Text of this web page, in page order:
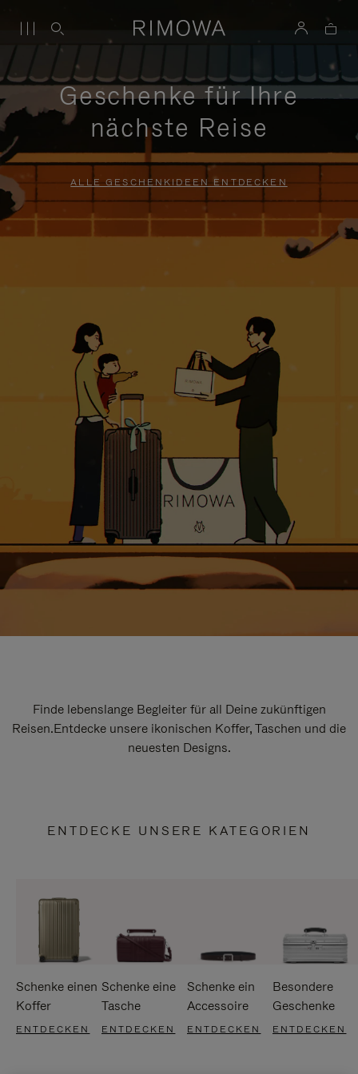
Geschenke für Ihre
nächste Reise
ALLE GESCHENKIDEEN ENTDECKEN
Finde lebenslange Begleiter für all Deine zukünftigen
Reisen.Entdecke unsere ikonischen Koffer, Taschen und die
neuesten Designs.
ENTDECKE UNSERE KATEGORIEN
Schenke einen
Koffer
ENTDECKEN
Schenke eine
Tasche
ENTDECKEN
Schenke ein
Accessoire
ENTDECKEN
Besondere
Geschenke
ENTDECKEN